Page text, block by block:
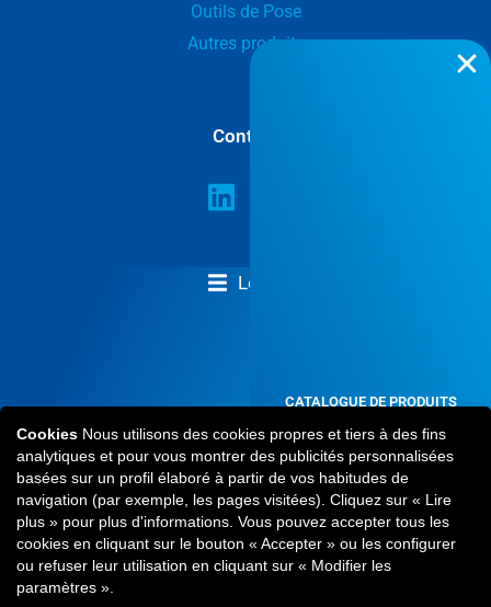
Outils de Pose
Autres produits
Contact
Legal
Cookies Nous utilisons des cookies propres et tiers à des fins
analytiques et pour vous montrer des publicités personnalisées
basées sur un profil élaboré à partir de vos habitudes de
navigation (par exemple, les pages visitées). Cliquez sur « Lire
plus » pour plus d'informations. Vous pouvez accepter tous les
cookies en cliquant sur le bouton « Accepter » ou les configurer
ou refuser leur utilisation en cliquant sur « Modifier les
paramètres ».
CATALOGUE DE PRODUITS
À ne pas manquer
VOIR MAINTENANT